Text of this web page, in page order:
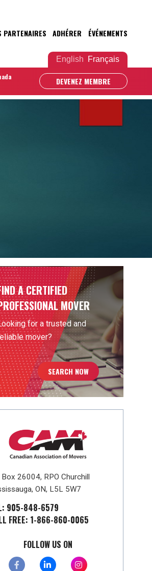
English
Français
PARTENAIRES ADHÉRER ÉVÉNEMENTS
DEVENEZ MEMBRE
A CERTIFIED
MOVER
for a trusted and
mover?
SEARCH NOW
Box 26004, RPO Churchill
ON, L5L 5W7
905-848-6579
FREE: 1-866-860-0065
FOLLOW US ON